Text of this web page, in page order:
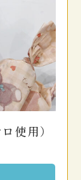
使用）